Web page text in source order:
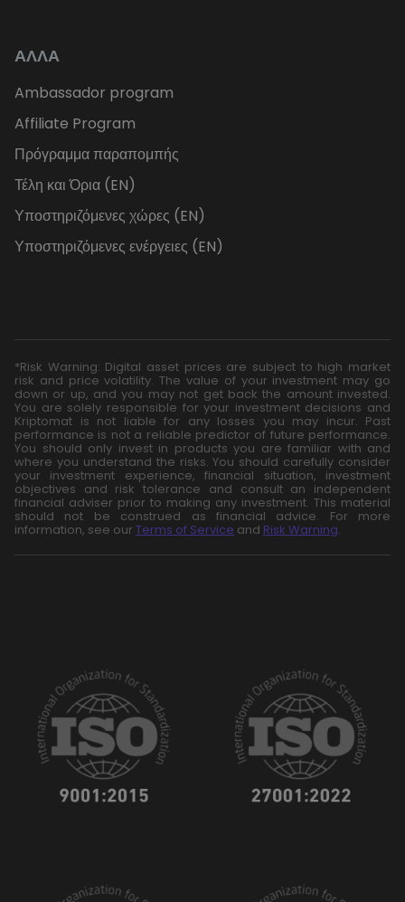
ΑΛΛΑ
Ambassador program
Affiliate Program
Πρόγραμμα παραπομπής
Τέλη και Όρια (EN)
Υποστηριζόμενες χώρες (EN)
Υποστηριζόμενες ενέργειες (EN)
*Risk Warning: Digital asset prices are subject to high market
risk and price volatility. The value of your investment may go
down or up, and you may not get back the amount invested.
You are solely responsible for your investment decisions and
Kriptomat is not liable for any losses you may incur. Past
performance is not a reliable predictor of future performance.
You should only invest in products you are familiar with and
where you understand the risks. You should carefully consider
your investment experience, financial situation, investment
objectives and risk tolerance and consult an independent
financial adviser prior to making any investment. This material
should not be construed as financial advice. For more
information, see our Terms of Service and Risk Warning.